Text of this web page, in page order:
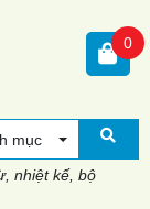
mục
nhiệt kế, bộ
0